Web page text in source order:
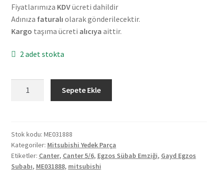
Fiyatlarımıza KDVücreti dahildir
Adınıza faturalı olarak gönderilecektir.
Kargo taşıma ücreti alıcıya aittir.
2 adet stokta
Egzos
Sübab
Emziği
2'li
Sepete Ekle
Stok kodu: ME031888
Kategoriler: Mitsubishi Yedek Parça
Etiketler: Canter, Canter 5/6, Egzos Sübab Emziği, Gayd Egzos
Subabı, ME031888, mitsubishi